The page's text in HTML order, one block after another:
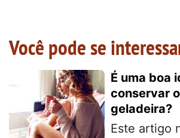
Você pode se
É uma boa
conservar
geladeira?
Este artigo